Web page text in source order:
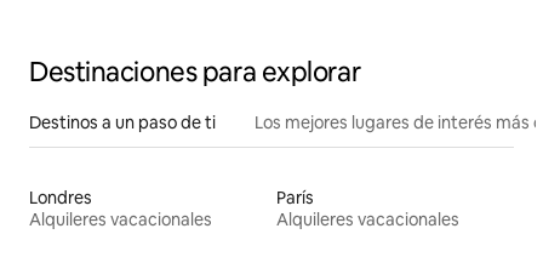
Destinaciones para explorar
Destinos a un paso de ti Los mejores lugares de interés más
Londres
Alquileres vacacionales
París
Alquileres vacacionales